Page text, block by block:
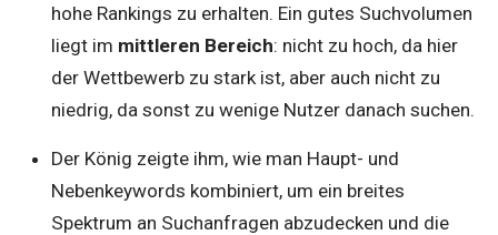
hohe Rankings zu erhalten. Ein gutes Suchvolumen
liegt im mittleren Bereich: nicht zu hoch, da hier
der Wettbewerb zu stark ist, aber auch nicht zu
niedrig, da sonst zu wenige Nutzer danach suchen.
Der König zeigte ihm, wie man Haupt- und
Nebenkeywords kombiniert, um ein breites
Spektrum an Suchanfragen abzudecken und die